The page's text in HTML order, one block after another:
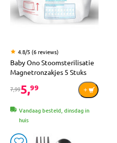
4.8/5 (6 reviews)
Baby Ono Stoomsterilisatie
Magnetronzakjes 5 Stuks
7,995,99
Vandaag besteld, dinsdag in
huis